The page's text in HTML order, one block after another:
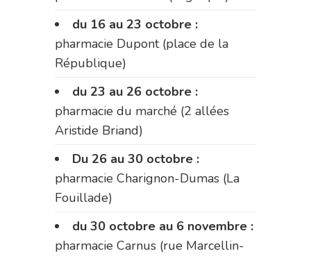
du 16 au 23 octobre :
pharmacie Dupont (place de la
République)
du 23 au 26 octobre :
pharmacie du marché (2 allées
Aristide Briand)
Du 26 au 30 octobre :
pharmacie Charignon-Dumas (La
Fouillade)
du 30 octobre au 6 novembre :
pharmacie Carnus (rue Marcellin-